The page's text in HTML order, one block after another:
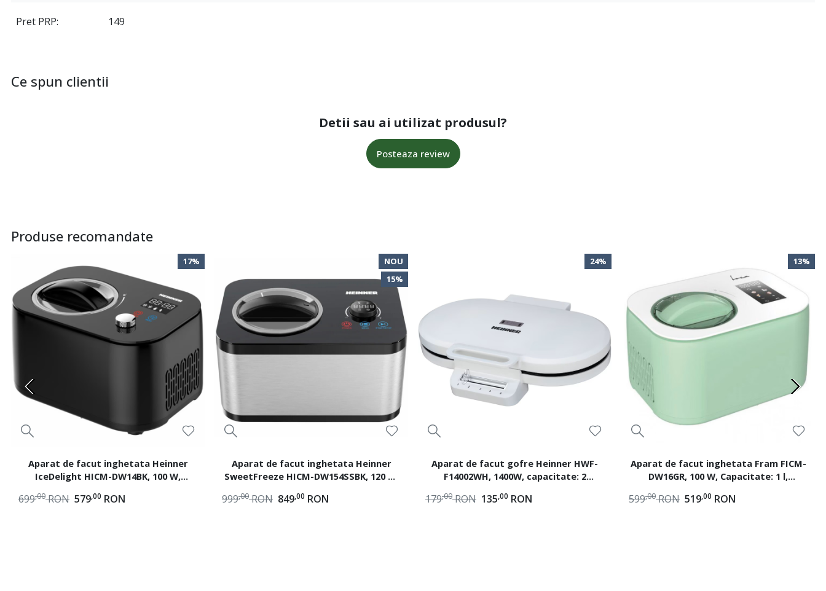
Pret PRP 149
Ce spun clientii
Detii sau ai utilizat produsul?
Posteaza review
Produse recomandate
17%
Aparat de facut inghetata Heinner
IceDelight HICM-DW14BK, 100 W,
rotativ, Compresor incorporat
579,00 RON
699,00 RON
NOU
15%
Aparat de facut inghetata Heinner
SweetFreeze HICM-DW154SSBK, 120 W,
iaurt, mixare, racire, bol inghetata
849,00 RON
999,00 RON
24%
Aparat de facut gofre Heinner HWF-
F14002WH, 1400W, capacitate: 2
135,00 RON
179,00 RON
13%
Aparat de facut inghetata Fram FICM-
DW16GR, 100 W, Capacitate: 1 l,
detasabil
519,00 RON
599,00 RON